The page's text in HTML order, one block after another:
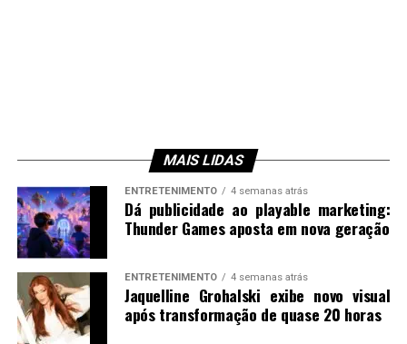
MAIS LIDAS
ENTRETENIMENTO 4 semanas atrás
Dá publicidade ao playable marketing:
Thunder Games aposta em nova geração
ENTRETENIMENTO 4 semanas atrás
Jaquelline Grohalski exibe novo visual
após transformação de quase 20 horas